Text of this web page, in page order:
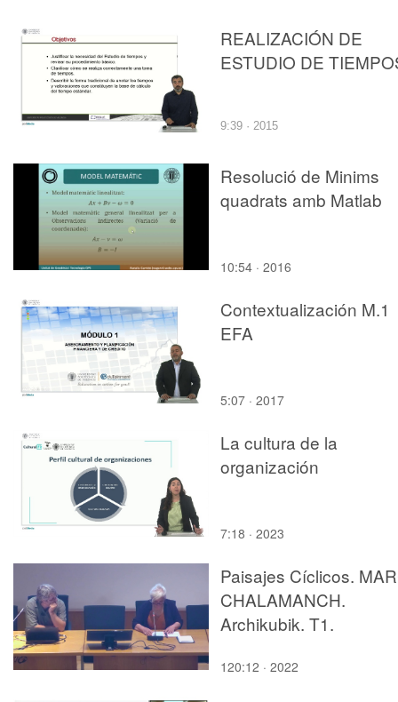
REALIZACIÓN DE
ESTUDIO DE
9:39 · 2015
Resolució de Minims
quadrats amb Matlab
10:54 · 2016
Contextualización M.1
EFA
5:07 · 2017
La cultura de la
organización
7:18 · 2023
Paisajes Cíclicos.
CHALAMANCH.
Archikubik. T1.
120:12 · 2022